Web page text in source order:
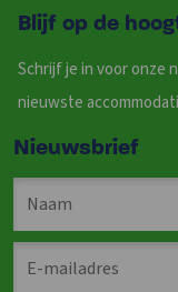
Blijf op de
Schrijf je in voor onze
nieuwste
Nieuwsbrief